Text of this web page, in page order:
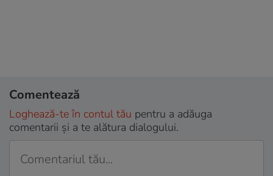
Comentează
Loghează-te în contul tău pentru a adăuga
comentarii și a te alătura dialogului.